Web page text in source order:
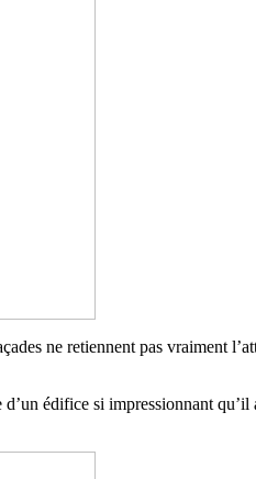
ne retiennent pas vraiment
édifice si impressionnant